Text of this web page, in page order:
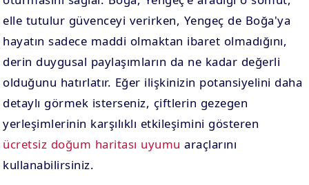
elle tutulur güvenceyi verirken, Yengeç de Boğa'ya
hayatın sadece maddi olmaktan ibaret olmadığını,
derin duygusal paylaşımların da ne kadar değerli
olduğunu hatırlatır. Eğer ilişkinizin potansiyelini daha
detaylı görmek isterseniz, çiftlerin gezegen
yerleşimlerinin karşılıklı etkileşimini gösteren
ücretsiz doğum haritası uyumu araçlarını
kullanabilirsiniz.